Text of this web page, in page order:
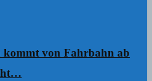
von Fahrbahn ab